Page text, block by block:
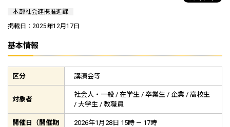
本部社会連携推進課
掲載日：2025年12月17日
基本情報
区分 講演会等
対象者
社会人・一般 / 在学生 / 卒業生 / 企業 / 高校生
/ 大学生 / 教職員
開催日（開催期
2026年1月28日 15時 — 17時